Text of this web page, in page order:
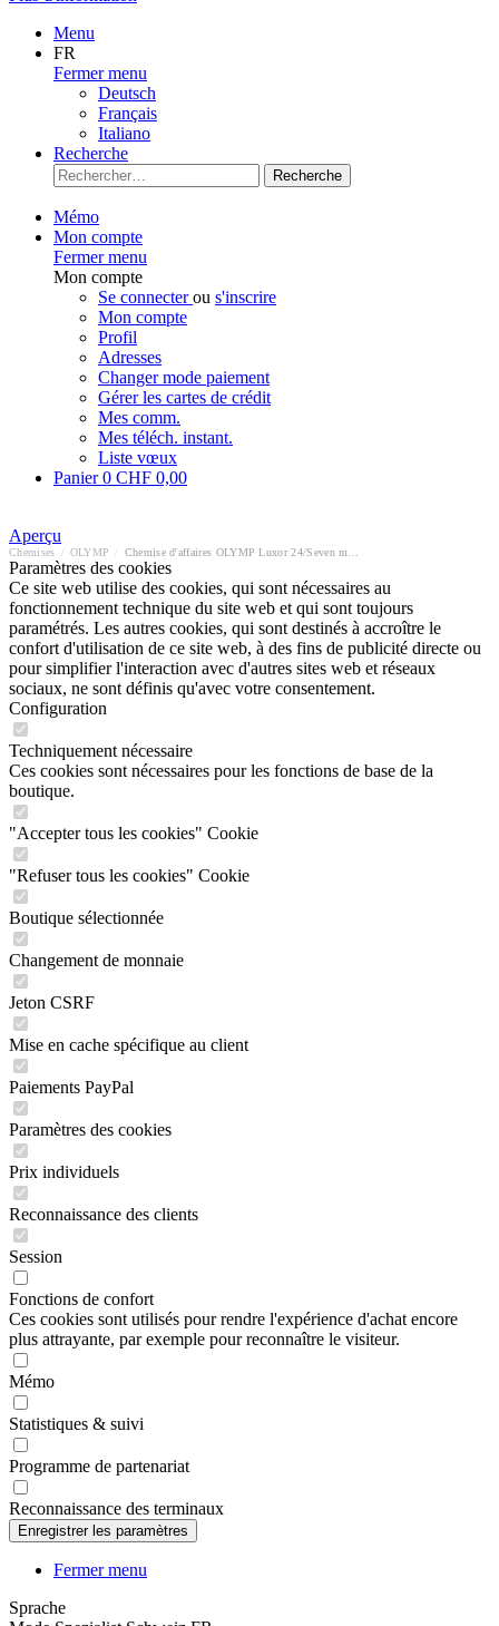
Menu
FR
Fermer menu
Deutsch
Français
Italiano
Recherche
Recherche
Mémo
Mon compte
Fermer menu
Mon compte
Se connecterou s'inscrire
Mon compte
Profil
Adresses
Changer mode paiement
Gérer les cartes de crédit
Mes comm.
Mes téléch. instant.
Liste vœux
Panier0 CHF 0,00
Aperçu
Chemises OLYMP
Paramètres des cookies
Ce site web utilise des cookies, qui sont nécessaires au
fonctionnement technique du site web et qui sont toujours
paramétrés. Les autres cookies, qui sont destinés à accroître le
confort d'utilisation de ce site web, à des fins de publicité directe ou
pour simplifier l'interaction avec d'autres sites web et réseaux
sociaux, ne sont définis qu'avec votre consentement.
Configuration
Techniquement nécessaire
Ces cookies sont nécessaires pour les fonctions de base de la
boutique.
"Accepter tous les cookies" Cookie
"Refuser tous les cookies" Cookie
Boutique sélectionnée
Changement de monnaie
Jeton CSRF
Mise en cache spécifique au client
Paiements PayPal
Paramètres des cookies
Prix individuels
Reconnaissance des clients
Session
Fonctions de confort
Ces cookies sont utilisés pour rendre l'expérience d'achat encore
plus attrayante, par exemple pour reconnaître le visiteur.
Mémo
Statistiques & suivi
Programme de partenariat
Reconnaissance des terminaux
Fermer menu
Sprache